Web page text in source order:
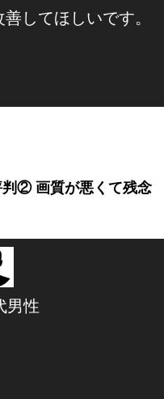
善してほしいです。
判② 画質が悪くて残念
男性